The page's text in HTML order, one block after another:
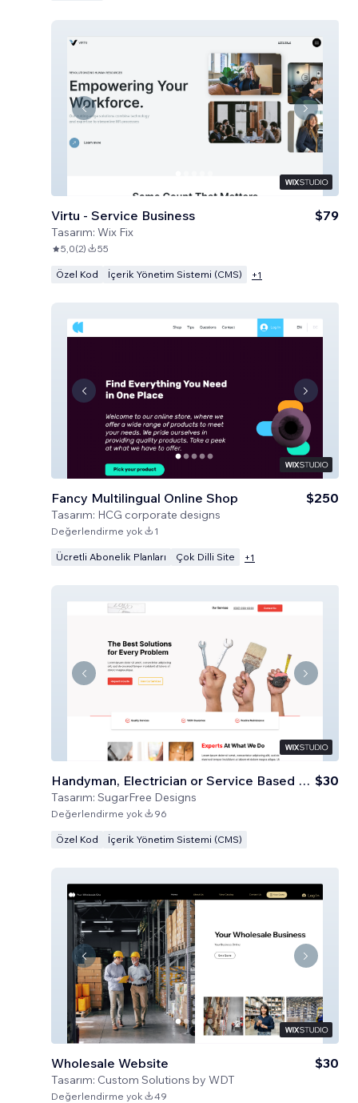
Virtu - Service Business
Tasarım: Wix Fix
$79
5,0(2) 55
Özel Kod İçerik Yönetim Sistemi (CMS) +1
Fancy Multilingual Online Shop
Tasarım: HCG corporate designs
$250
Değerlendirme yok 1
Ücretli Abonelik Planları Çok Dilli Site +1
Handyman, Electrician or Service Based Business
Tasarım: SugarFree Designs
$30
Değerlendirme yok 96
Özel Kod İçerik Yönetim Sistemi (CMS)
Wholesale Website
Tasarım: Custom Solutions by WDT
$30
Değerlendirme yok 49